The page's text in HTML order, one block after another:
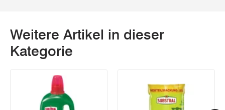
Weitere Artikel in dieser
Kategorie